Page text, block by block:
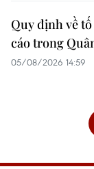
Quy định về
cáo trong
05/08/2026 14:59